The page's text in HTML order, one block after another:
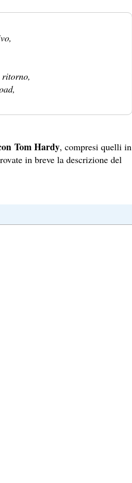
Tom Hardy, compresi quelli in
in breve la descrizione del